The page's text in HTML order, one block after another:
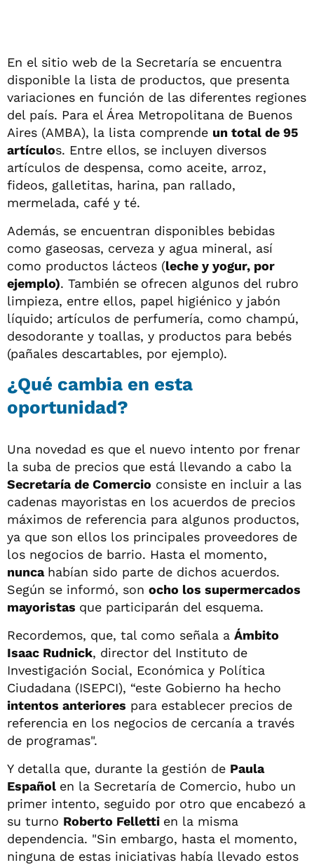
En el sitio web de la Secretaría se encuentra
disponible la lista de productos, que presenta
variaciones en función de las diferentes regiones
del país. Para el Área Metropolitana de Buenos
Aires (AMBA), la lista comprende un total de 95
artículos. Entre ellos, se incluyen diversos
artículos de despensa, como aceite, arroz,
fideos, galletitas, harina, pan rallado,
mermelada, café y té.
Además, se encuentran disponibles bebidas
como gaseosas, cerveza y agua mineral, así
como productos lácteos (leche y yogur, por
ejemplo). También se ofrecen algunos del rubro
limpieza, entre ellos, papel higiénico y jabón
líquido; artículos de perfumería, como champú,
desodorante y toallas, y productos para bebés
(pañales descartables, por ejemplo).
¿Qué cambia en esta
oportunidad?
Una novedad es que el nuevo intento por frenar
la suba de precios que está llevando a cabo la
Secretaría de Comercio consiste en incluir a las
cadenas mayoristas en los acuerdos de precios
máximos de referencia para algunos productos,
ya que son ellos los principales proveedores de
los negocios de barrio. Hasta el momento,
nunca habían sido parte de dichos acuerdos.
Según se informó, son ocho los supermercados
mayoristas que participarán del esquema.
Recordemos, que, tal como señala a Ámbito
Isaac Rudnick, director del Instituto de
Investigación Social, Económica y Política
Ciudadana (ISEPCI), “este Gobierno ha hecho
intentos anteriores para establecer precios de
referencia en los negocios de cercanía a través
de programas".
Y detalla que, durante la gestión de Paula
Español en la Secretaría de Comercio, hubo un
primer intento, seguido por otro que encabezó a
su turno Roberto Felletti en la misma
dependencia. "Sin embargo, hasta el momento,
ninguna de estas iniciativas había llevado estos